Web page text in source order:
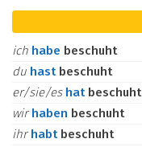
ich habe beschuht
du hast beschuht
er/sie/es hat beschuht
wirhaben beschuht
ihrhabt beschuht